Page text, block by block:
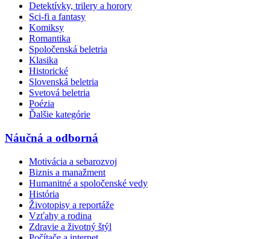
Detektívky, trilery a horory
Sci-fi a fantasy
Komiksy
Romantika
Spoločenská beletria
Klasika
Historické
Slovenská beletria
Svetová beletria
Poézia
Ďalšie kategórie
Náučná a odborná
Motivácia a sebarozvoj
Biznis a manažment
Humanitné a spoločenské vedy
História
Životopisy a reportáže
Vzťahy a rodina
Zdravie a životný štýl